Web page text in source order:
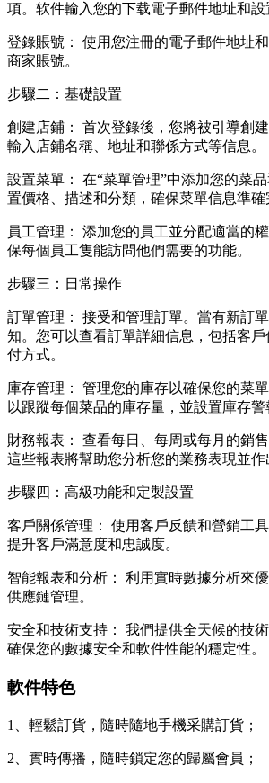
項。软件輸入您的下载電子郵件地址和設
登錄賬號： 使用您注冊的電子郵件地址
商家賬號。
步驟二：基礎設置
創建店鋪： 首次登錄後，您將被引導創建
輸入店鋪名稱、地址和聯係方式等信息。
設置菜單： 在“菜單管理”中添加您的菜
置價格、描述和分類，確保菜單信息準確
員工管理： 添加您的員工並分配適當的
保每個員工隻能訪問他們需要的功能。
步驟三：日常操作
訂單管理： 接受和管理訂單。當有新訂
知。您可以查看訂單詳細信息，包括客
付方式。
庫存管理： 管理您的庫存以確保您的菜
以跟蹤每個菜品的庫存量，並設置庫存警
財務報表： 查看每日、每周或每月的銷
這些報表將幫助您分析您的業務表現並作
步驟四：高級功能和定製設置
客戶關係管理： 使用客戶反饋和營銷工
提升客戶滿意度和忠誠度。
智能報表和分析： 利用實時數據分析來
供應鏈管理。
安全和技術支持： 我們提供全天候的技
確保您的數據安全和軟件性能的穩定性。
軟件特色
1、輕鬆訂貨，隨時隨地手機采購訂貨；
2、實時傳播，隨時鎖定您的歸屬會員；